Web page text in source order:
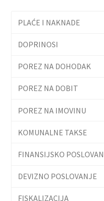
PLAĆE I NAKNADE
DOPRINOSI
POREZ NA DOHODAK
POREZ NA DOBIT
POREZ NA IMOVINU
KOMUNALNE TAKSE
FINANSIJSKO
DEVIZNO POSLOVANJE
FISKALIZACIJA